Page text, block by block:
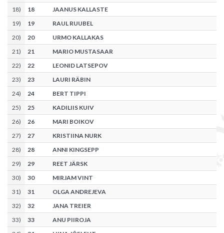
18) 18
JAANUS KALLASTE
19) 19
RAUL RUUBEL
20) 20
URMO KALLAKAS
21) 21
MARIO MUSTASAAR
22) 22
LEONID LATSEPOV
23) 23
LAURI RÄBIN
24) 24
BERT TIPPI
25) 25
KADILIIS KUIV
26) 26
MARI BOIKOV
27) 27
KRISTIINA NURK
28) 28
ANNI KINGSEPP
29) 29
REET JÄRSK
30) 30
MIRJAM VINT
31) 31
OLGA ANDREJEVA
32) 32
JANA TREIER
33) 33
ANU PIIROJA